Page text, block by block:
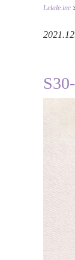
Lelale.inc